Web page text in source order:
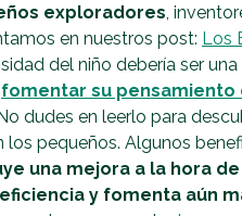
exploradores,
en nuestros post: Los
del niño debería ser una
fomentar su pensamiento
dudes en leerlo para
pequeños. Algunos
una mejora a la hora
y fomenta aún